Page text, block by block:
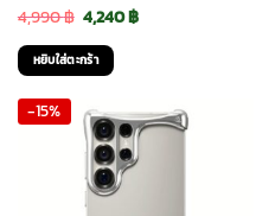
4,990฿ Original
price
was:
4,990 ฿.
4,240฿Current
4,240 ฿.
หยิบใส่ตะกร้า
-15%